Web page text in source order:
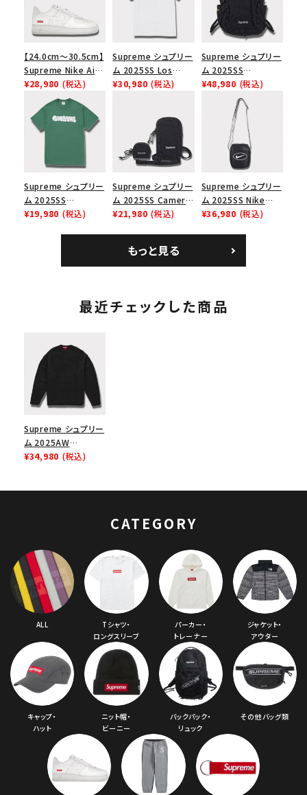
【24.0cm～30.5cm】
Supreme Nike Air
Force 1 Low シュプ
リーム ナイキエアフォ
ース１スニーカー シ
ューズ ホワイト
¥28,980 (税込)
Supreme シュプリー
ム 2025SS Los
Angeles Fire Relief
スロゴTシャツ ホワ
¥30,980 (税込)
Supreme シュプリー
ム 2025SS
Backpack バックパッ
ク ブラック 黒
¥48,980 (税込)
Supreme シュプリー
ム 2025SS
Homerun Tee ホー
¥19,980 (税込)
Supreme シュプリー
ム 2025SS Camera
Bag + Mini Pouch
¥21,980 (税込)
Supreme シュプリー
ム 2025SS Nike
Leather Shoulder
¥36,980 (税込)
もっと見る
最近チェックした商品
Supreme シュプリー
ム 2025AW
Brushed Mohair
¥34,980 (税込)
CATEGORY
ALL
Tシャツ・
ロングスリーブ
パーカー・
トレーナー
ジャケット・
アウター
キャップ・
ハット
ニット帽・
ビーニー
バックパック・
リュック
その他バッグ類